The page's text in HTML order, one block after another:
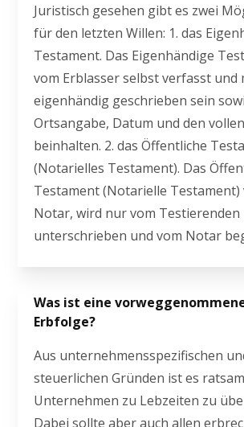
Juristisch gesehen gibt es zwei
für den letzten Willen: 1. das
Testament. Das Eigenhändige
vom Erblasser selbst verfasst und
eigenhändig geschrieben sein
Ortsangabe, Datum und den
beinhalten. 2. das Öffentliche
(Notarielles Testament). Das
Testament (Notarielle Testament)
Notar, wird nur vom Testierenden
unterschrieben und vom Notar
Was ist eine
Erbfolge?
Aus unternehmensspezifischen
steuerlichen Gründen ist es
Unternehmen zu Lebzeiten zu
Dabei sollte aber auch allen